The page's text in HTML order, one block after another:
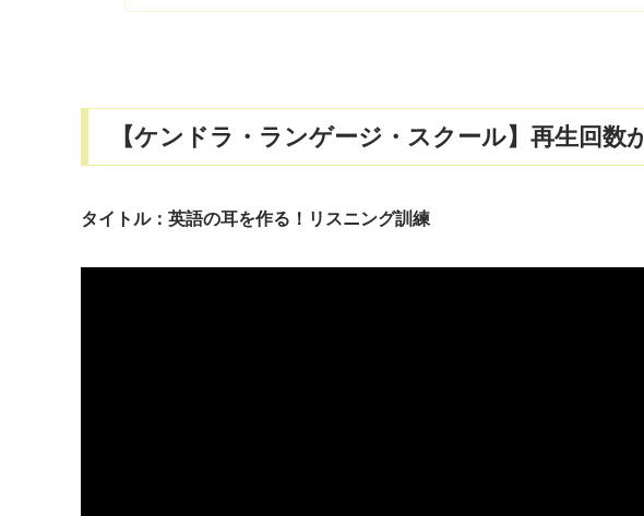
【ケンドラ・ランゲージ・スクール】再生回数
タイトル：英語の耳を作る！リスニング訓練